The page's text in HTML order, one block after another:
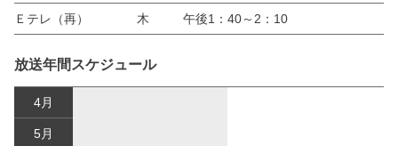
Ｅテレ（再） 木 午後1：40～2：10
放送年間スケジュール
4月
5月